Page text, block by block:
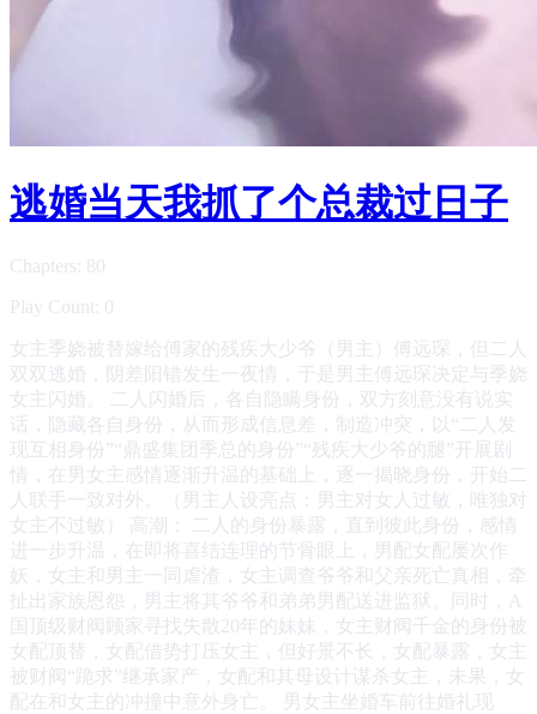
逃婚当天我抓了个总裁过日子
Chapters: 80
Play Count: 0
女主季娆被替嫁给傅家的残疾大少爷（男主）傅远琛，但二人
双双逃婚，阴差阳错发生一夜情，于是男主傅远琛决定与季娆
女主闪婚。 二人闪婚后，各自隐瞒身份，双方刻意没有说实
话，隐藏各自身份，从而形成信息差，制造冲突，以“二人发
现互相身份”“鼎盛集团季总的身份”“残疾大少爷的腿”开展剧
情，在男女主感情逐渐升温的基础上，逐一揭晓身份，开始二
人联手一致对外。（男主人设亮点：男主对女人过敏，唯独对
女主不过敏） 高潮： 二人的身份暴露，直到彼此身份，感情
进一步升温，在即将喜结连理的节骨眼上，男配女配屡次作
妖，女主和男主一同虐渣，女主调查爷爷和父亲死亡真相，牵
扯出家族恩怨，男主将其爷爷和弟弟男配送进监狱。同时，A
国顶级财阀顾家寻找失散20年的妹妹，女主财阀千金的身份被
女配顶替，女配借势打压女主，但好景不长，女配暴露，女主
被财阀“跪求”继承家产，女配和其母设计谋杀女主，未果，女
配在和女主的冲撞中意外身亡。 男女主坐婚车前往婚礼现